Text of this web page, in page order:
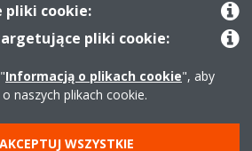
Copyright © Daikin
Cookies
Polityka Ochrony Danych
pliki cookie:
pliki cookie:
Informacją o plikach cookie", aby
naszych plikach cookie.
WSZYSTKIE